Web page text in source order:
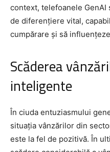
context, telefoanele
de diferențiere vital,
cumpărare și să
Scăderea
inteligente
În ciuda entuziasmului
situația vânzărilor din
este la fel de pozitivă. În